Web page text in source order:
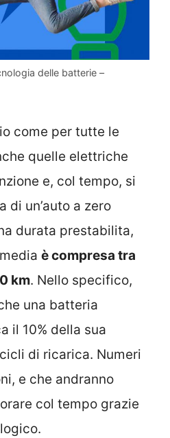
delle batterie –
come per tutte le
quelle elettriche
e, col tempo, si
di un’auto a zero
durata prestabilita,
è compresa tra
km. Nello specifico,
una batteria
il 10% della sua
di ricarica. Numeri
e che andranno
col tempo grazie